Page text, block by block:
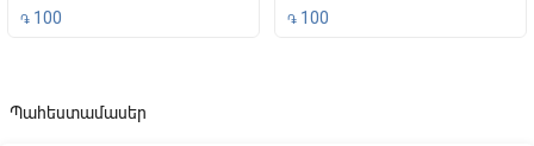
֏ 100 ֏ 100
Պահեստամասեր